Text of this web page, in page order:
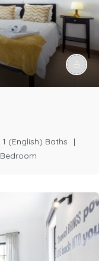
1 (English) Baths
|
Bedroom